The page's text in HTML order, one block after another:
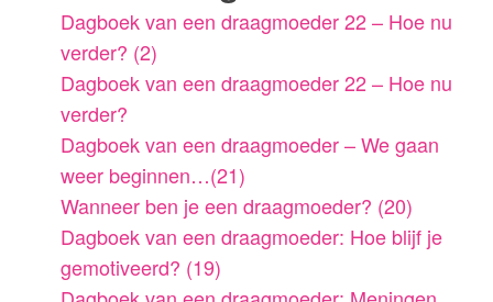
Dagboek van een draagmoeder 22 – Hoe nu
verder? (2)
Dagboek van een draagmoeder 22 – Hoe nu
verder?
Dagboek van een draagmoeder – We gaan
weer beginnen…(21)
Wanneer ben je een draagmoeder? (20)
Dagboek van een draagmoeder: Hoe blijf je
gemotiveerd? (19)